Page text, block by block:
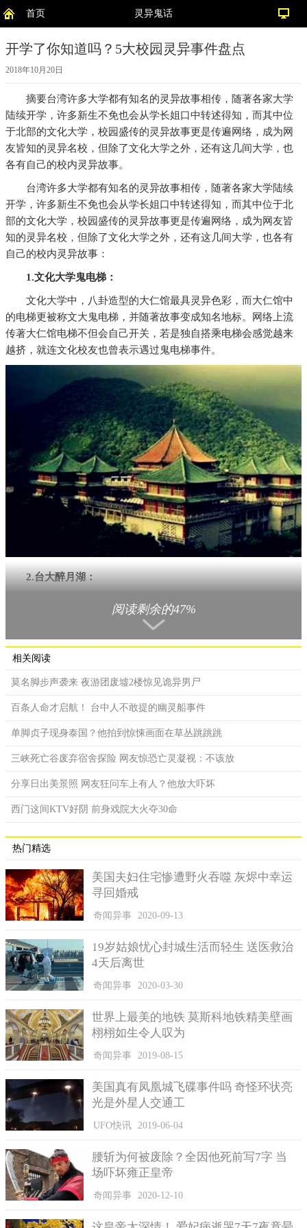
首页 灵异鬼话
开学了你知道吗？5大校园灵异事件盘点
2018年10月20日
摘要台湾许多大学都有知名的灵异故事相传，随著各家大学
陆续开学，许多新生不免也会从学长姐口中转述得知，而其中位
于北部的文化大学，校园盛传的灵异故事更是传遍网络，成为网
友皆知的灵异名校，但除了文化大学之外，还有这几间大学，也
各有自己的校内灵异故事。
台湾许多大学都有知名的灵异故事相传，随著各家大学陆续
开学，许多新生不免也会从学长姐口中转述得知，而其中位于北
部的文化大学，校园盛传的灵异故事更是传遍网络，成为网友皆
知的灵异名校，但除了文化大学之外，还有这几间大学，也各有
自己的校内灵异故事：
1.文化大学鬼电梯：
文化大学中，八卦造型的大仁馆最具灵异色彩，而大仁馆中
的电梯更被称文大鬼电梯，并随著故事变成知名地标。网络上流
传著大仁馆电梯不但会自己开关，若是独自搭乘电梯会感觉越来
越挤，就连文化校友也曾表示遇过鬼电梯事件。
2.台大醉月湖：
为了挽回感情，约对方晚上11点在醉月湖中的湖心亭碰面，但最
后没有等到人，心碎之于跳湖轻生，后来传言有同学经过醉月湖
时，听到女子轻声问请问现在几点，而为了避免意外发生，校方
也将连接凉亭的桥拆掉，将湖心亭隔离。
3.政治大学尸水宿舍：
传言政大曾有学生在寒假时，因心脏病发猝死宿舍，直到寒
假结束才被人发现，由于死亡时间过长，尸水渗透到床板，随后
该寝室也被校方封闭，后来重新开放同学住宿，就有学生听过咳
入住。
4.中正大学宁静湖：
据传中正大学校址原本曾是一片坟墓，而校中的宁静湖也传
曾有一名学姐坠湖轻生，之后就有学生在湖边看到白色上衣的学
姐游湖的身影，另外也有同学曾听到湖中有人在唱歌。
5.东海大学女鬼桥：
人相约女鬼桥私奔，但女方最后苦等不到难有出现，最后心碎跳
河轻生，让女鬼桥成为东海大学的灵异故事胜地。
阅读剩余的47%
相关阅读
莫名脚步声袭来 夜游团废墟2楼惊见诡异男尸
百条人命才启航！ 台中人不敢提的幽灵船事件
单脚贞子现身泰国？他拍到惊悚画面在草丛跳跳跳
三峡死亡谷废弃宿舍探险 网友惊恐亡灵凝视：不该放
分享日出美景照 网友狂问车上有人？他放大吓坏
西门这间KTV好阴 前身戏院大火夺30命
热门精选
美国夫妇住宅惨遭野火吞噬 灰烬中幸运
寻回婚戒
奇闻异事 2020-09-13
19岁姑娘忧心封城生活而轻生 送医救治
4天后离世
奇闻异事 2020-03-30
世界上最美的地铁 莫斯科地铁精美壁画
栩栩如生令人叹为
奇闻异事 2019-08-15
美国真有凤凰城飞碟事件吗 奇怪环状亮
光是外星人交通工
UFO快讯 2019-06-04
腰斩为何被废除？全因他死前写7字 当
场吓坏雍正皇帝
奇闻异事 2020-12-10